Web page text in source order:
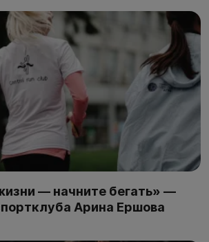
— начните бегать» —
Арина Ершова